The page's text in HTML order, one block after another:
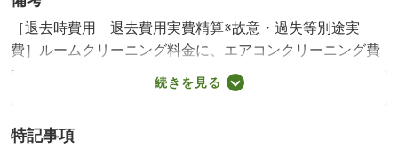
［退去時費用 退去費用実費精算※故意・過失等別途実
費］ルームクリーニング料金に、エアコンクリーニング費
用を含みます。 保証会社利用必須 株式会社イントラ
スト 機関保証加入必須。初回保証料３５０００円、月額
り） 藤ノ木小学校・１４５９ｍ コンビニ・９１１ｍ
続きを見る
特記事項